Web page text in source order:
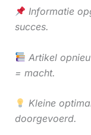
Informatie
succes.
Artikel
= macht.
Kleine
doorgevoerd.